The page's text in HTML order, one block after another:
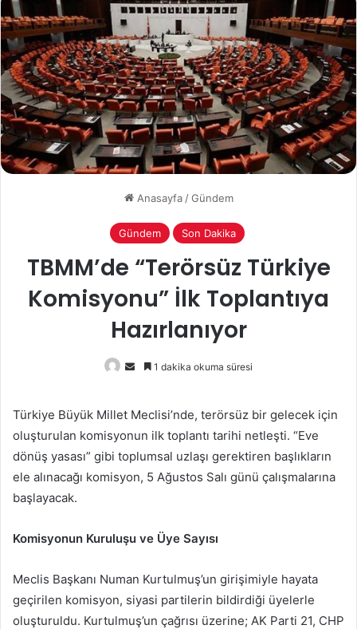
Anasayfa / Gündem
Gündem Son Dakika
TBMM’de “Terörsüz Türkiye
Komisyonu” İlk Toplantıya
Hazırlanıyor
Bir
göndermek
1 dakika okuma süresi
Türkiye Büyük Millet Meclisi’nde, terörsüz bir gelecek için
oluşturulan komisyonun ilk toplantı tarihi netleşti. “Eve
dönüş yasası” gibi toplumsal uzlaşı gerektiren başlıkların
ele alınacağı komisyon, 5 Ağustos Salı günü çalışmalarına
başlayacak.
Komisyonun Kuruluşu ve Üye Sayısı
Meclis Başkanı Numan Kurtulmuş’un girişimiyle hayata
geçirilen komisyon, siyasi partilerin bildirdiği üyelerle
oluşturuldu. Kurtulmuş’un çağrısı üzerine; AK Parti 21, CHP